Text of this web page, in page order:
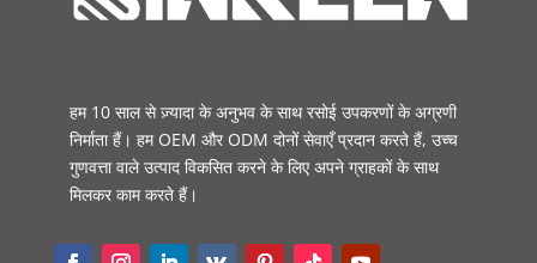
हम 10 साल से ज़्यादा के अनुभव के साथ रसोई उपकरणों के अग्रणी
निर्माता हैं। हम OEM और ODM दोनों सेवाएँ प्रदान करते हैं, उच्च
गुणवत्ता वाले उत्पाद विकसित करने के लिए अपने ग्राहकों के साथ
मिलकर काम करते हैं।